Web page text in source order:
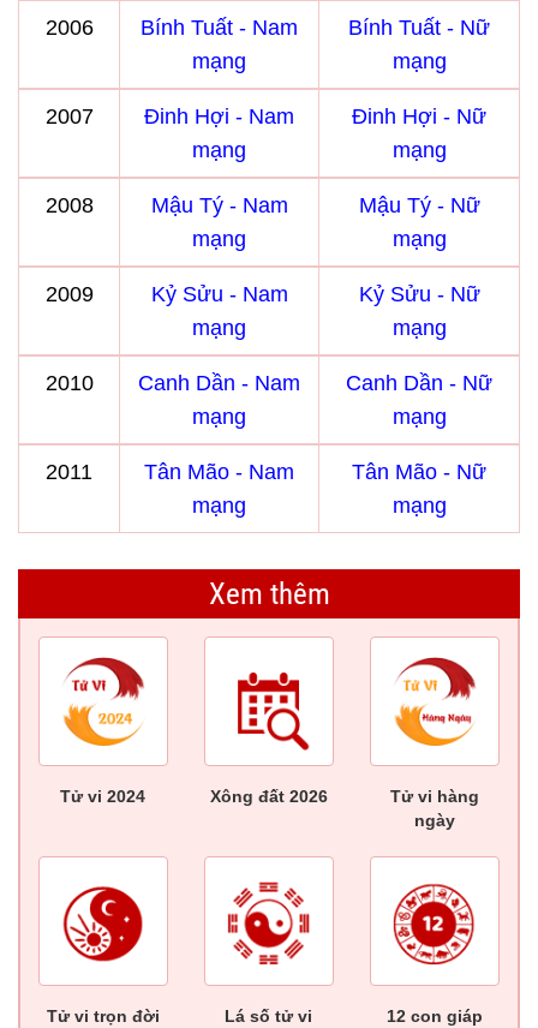
2006
Bính Tuất - Nam
mạng
Bính Tuất - Nữ
mạng
2007
Đinh Hợi - Nam
mạng
Đinh Hợi - Nữ
mạng
2008
Mậu Tý - Nam
mạng
Mậu Tý - Nữ
mạng
2009
Kỷ Sửu - Nam
mạng
Kỷ Sửu - Nữ
mạng
2010
Canh Dần - Nam
mạng
Canh Dần - Nữ
mạng
2011
Tân Mão - Nam
mạng
Tân Mão - Nữ
mạng
Xem thêm
Tử vi 2024 Xông đất 2026
Tử vi hàng
ngày
Tử vi trọn đời Lá số tử vi 12 con giáp